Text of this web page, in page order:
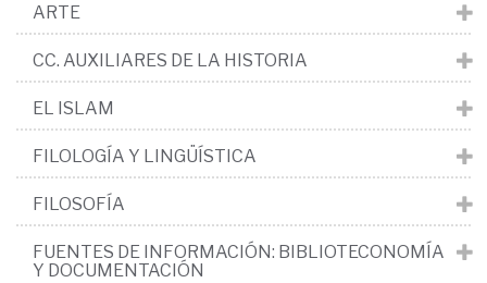
ARTE
CC. AUXILIARES DE LA HISTORIA
EL ISLAM
FILOLOGÍA Y LINGÜÍSTICA
FILOSOFÍA
FUENTES DE INFORMACIÓN: BIBLIOTECONOMÍA
Y DOCUMENTACIÓN